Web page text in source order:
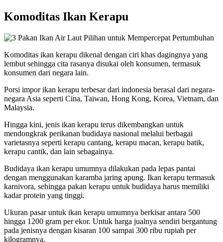
Komoditas Ikan Kerapu
Komoditas ikan kerapu dikenal dengan ciri khas dagingnya yang
lembut sehingga cita rasanya disukai oleh konsumen, termasuk
konsumen dari negara lain.
Porsi impor ikan kerapu terbesar dari indonesia berasal dari negara-
negara Asia seperti Cina, Taiwan, Hong Kong, Korea, Vietnam, dan
Malaysia.
Hingga kini, jenis ikan kerapu terus dikembangkan untuk
mendongkrak perikanan budidaya nasional melalui berbagai
varietasnya seperti kerapu cantang, kerapu macan, kerapu batik,
kerapu cantik, dan lain sebagainya.
Budidaya ikan kerapu umumnya dilakukan pada lepas pantai
dengan menggunakan karamba jaring apung. Ikan kerapu termasuk
karnivora, sehingga pakan kerapu untuk budidaya harus memiliki
kadar protein yang tinggi.
Ukuran pasar untuk ikan kerapu umumnya berkisar antara 500
hingga 1200 gram per ekor. Untuk harga jualnya sendiri bergantung
pada jenisnya dengan kisaran 100 sampai 300 ribu rupiah per
kilogramnya.